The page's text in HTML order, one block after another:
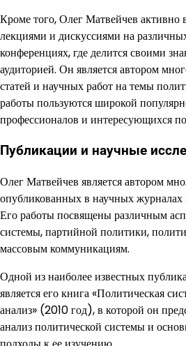
Кроме того, Олег Матвейчев
лекциями и дискуссиями на
конференциях, где делится своими
аудиторией. Он является автором
статей и научных работ на темы
работы пользуются широкой
профессионалов и интересующихся
Публикации и научные
Олег Матвейчев является автором
опубликованных в научных журналах
Его работы посвящены различным
системы, партийной политики,
массовым коммуникациям.
Одной из наиболее известных
является его книга «Политическая
анализ» (2010 год), в которой он
анализ политической системы и